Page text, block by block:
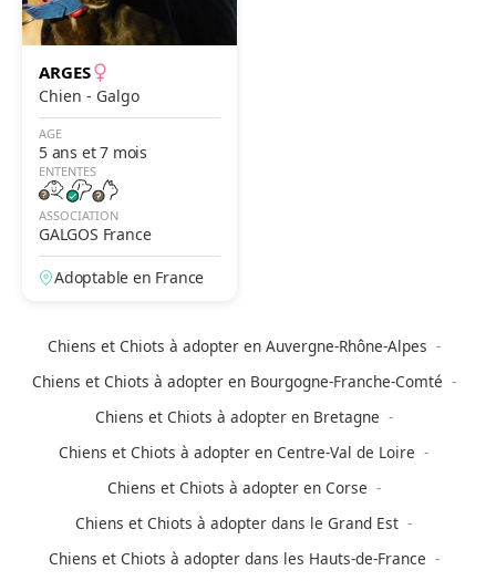
ARGES
Chien - Galgo
AGE
5 ans et 7 mois
ENTENTES
ASSOCIATION
GALGOS France
Adoptable en France
Chiens et Chiots à adopter en Auvergne-Rhône-Alpes
Chiens et Chiots à adopter en Bourgogne-Franche-Comté
Chiens et Chiots à adopter en Bretagne
Chiens et Chiots à adopter en Centre-Val de Loire
Chiens et Chiots à adopter en Corse
Chiens et Chiots à adopter dans le Grand Est
Chiens et Chiots à adopter dans les Hauts-de-France